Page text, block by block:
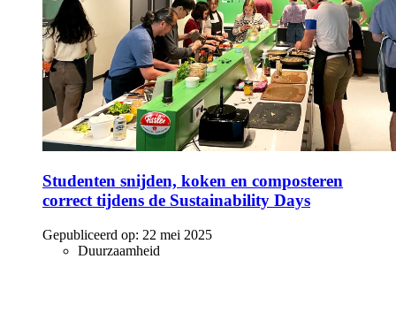
Studenten snijden, koken en composteren
correct tijdens de Sustainability Days
Gepubliceerd op: 22 mei 2025
Duurzaamheid